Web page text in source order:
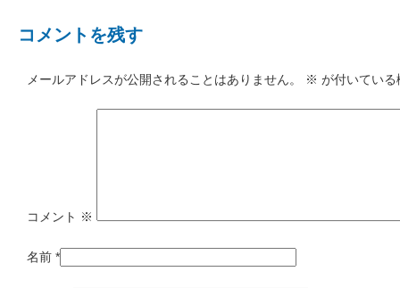
コメントを残す
メールアドレスが公開されることはありません。 ※ が付いてい
コメント ※
名前 *